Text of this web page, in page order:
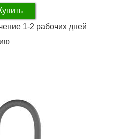
1-2 рабочих дней